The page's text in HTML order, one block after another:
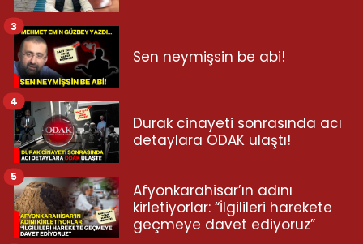
Sen neymişsin be abi!
3
Durak cinayeti sonrasında acı
detaylara ODAK ulaştı!
4
Afyonkarahisar’ın adını
kirletiyorlar: “İlgilileri harekete
geçmeye davet ediyoruz”
5